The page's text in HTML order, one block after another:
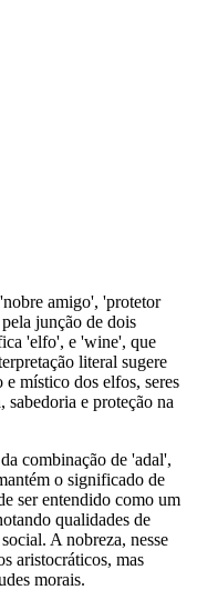
amigo', 'protetor
junção de dois
'elfo', e 'wine', que
literal sugere
místico dos elfos, seres
sabedoria e proteção na
combinação de 'adal',
o significado de
ser entendido como um
qualidades de
A nobreza, nesse
aristocráticos, mas
morais.